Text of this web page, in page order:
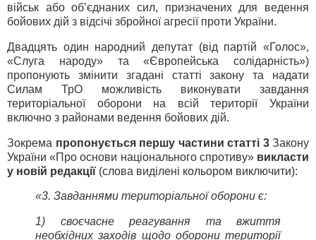
військ або об’єднаних сил, призначених для ведення
бойових дій з відсічі збройної агресії проти України.
Двадцять один народний депутат (від партій «Голос»,
«Слуга народу» та «Європейська солідарність»)
пропонують змінити згадані статті закону та надати
Силам ТрО можливість виконувати завдання
територіальної оборони на всій території України
включно з районами ведення бойових дій.
Зокрема пропонується першу частини статті 3Закону
України «Про основи національного спротиву» викласти
у новій редакції (слова виділені кольором виключити):
«3. Завданнями територіальної оборони є:
1) своєчасне реагування та вжиття
необхідних заходів щодо оборони території